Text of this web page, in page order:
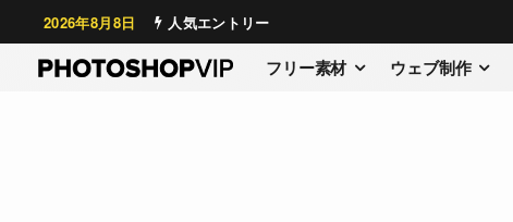
2026年8月8日 人気エントリー
フリー素材 ウェブ制作